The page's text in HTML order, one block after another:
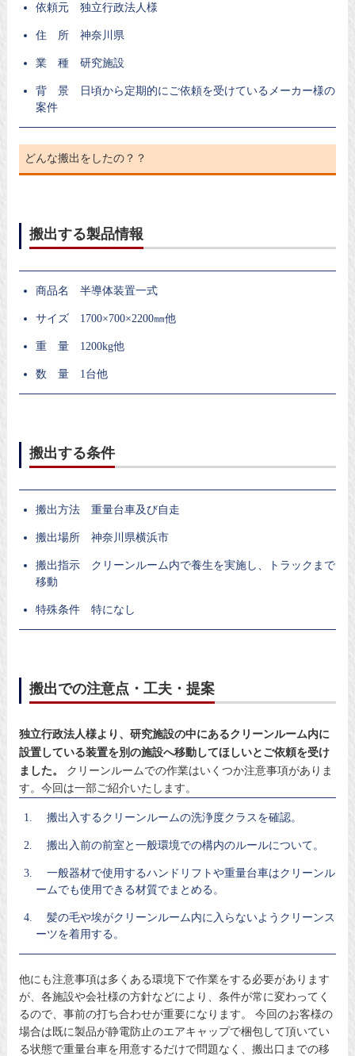
依頼元 独立行政法人様
住 所 神奈川県
業 種 研究施設
背 景 日頃から定期的にご依頼を受けているメーカー様の
案件
どんな搬出をしたの？？
搬出する製品情報
商品名 半導体装置一式
サイズ 1700×700×2200㎜他
重 量 1200kg他
数 量 1台他
搬出する条件
搬出方法 重量台車及び自走
搬出場所 神奈川県横浜市
搬出指示 クリーンルーム内で養生を実施し、トラックまで
移動
特殊条件 特になし
搬出での注意点・工夫・提案
独立行政法人様より、研究施設の中にあるクリーンルーム内に
設置している装置を別の施設へ移動してほしいとご依頼を受け
ました。
クリーンルームでの作業はいくつか注意事項がありま
す。今回は一部ご紹介いたします。
搬出入するクリーンルームの洗浄度クラスを確認。
搬出入前の前室と一般環境での構内のルールについて。
一般器材で使用するハンドリフトや重量台車はクリーンル
ームでも使用できる材質でまとめる。
髪の毛や埃がクリーンルーム内に入らないようクリーンス
ーツを着用する。
他にも注意事項は多くある環境下で作業をする必要があります
が、各施設や会社様の方針などにより、条件が常に変わってく
るので、事前の打ち合わせが重要になります。 今回のお客様の
場合は既に製品が静電防止のエアキャップで梱包して頂いてい
る状態で重量台車を用意するだけで問題なく、搬出口までの移